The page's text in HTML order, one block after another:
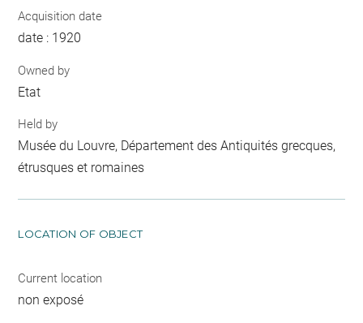
Acquisition date
date : 1920
Owned by
Etat
Held by
Musée du Louvre, Département des Antiquités grecques,
étrusques et romaines
LOCATION OF OBJECT
Current location
non exposé